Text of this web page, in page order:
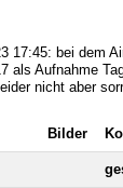
17:45: bei dem
als Aufnahme
nicht aber
Bilder